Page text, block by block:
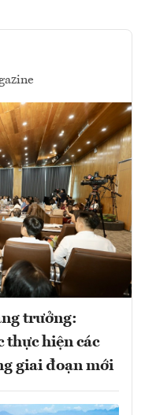
trưởng:
thực hiện các
giai đoạn mới